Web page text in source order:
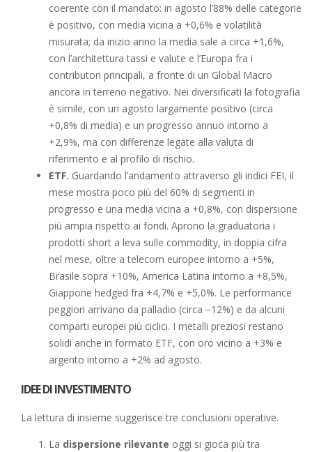
coerente con il mandato: in agosto l’88% delle categorie
è positivo, con media vicina a +0,6% e volatilità
misurata; da inizio anno la media sale a circa +1,6%,
con l’architettura tassi e valute e l’Europa fra i
contributori principali, a fronte di un Global Macro
ancora in terreno negativo. Nei diversificati la fotografia
è simile, con un agosto largamente positivo (circa
+0,8% di media) e un progresso annuo intorno a
+2,9%, ma con differenze legate alla valuta di
riferimento e al profilo di rischio.
ETF. Guardando l’andamento attraverso gli indici FEI, il
mese mostra poco più del 60% di segmenti in
progresso e una media vicina a +0,8%, con dispersione
più ampia rispetto ai fondi. Aprono la graduatoria i
prodotti short a leva sulle commodity, in doppia cifra
nel mese, oltre a telecom europee intorno a +5%,
Brasile sopra +10%, America Latina intorno a +8,5%,
Giappone hedged fra +4,7% e +5,0%. Le performance
peggiori arrivano da palladio (circa −12%) e da alcuni
comparti europei più ciclici. I metalli preziosi restano
solidi anche in formato ETF, con oro vicino a +3% e
argento intorno a +2% ad agosto.
IDEE DI INVESTIMENTO
La lettura di insieme suggerisce tre conclusioni operative.
La dispersione rilevante oggi si gioca più tra